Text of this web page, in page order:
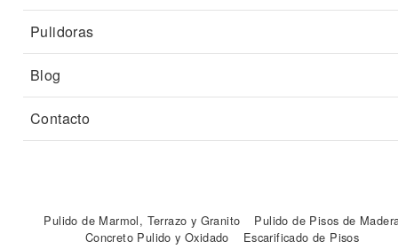
Pulidoras
Blog
Contacto
Pulido de Marmol, Terrazo y Granito
Pulido de Pisos de
Concreto Pulido y Oxidado
Escarificado de Pisos